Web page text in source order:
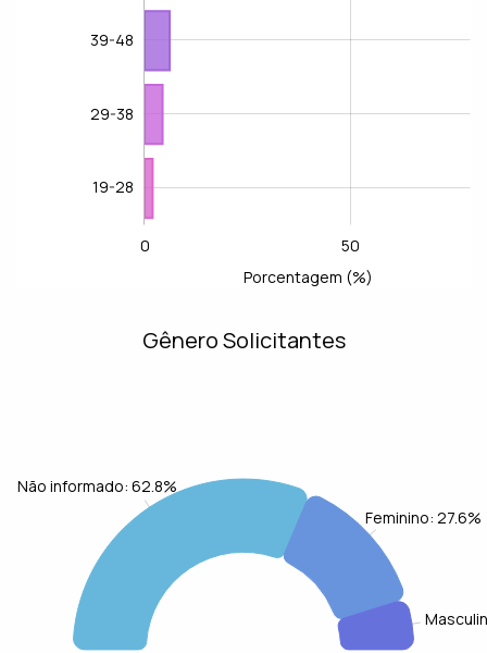
39-48
29-38
19-28
-40
-20
0
150
100 50
-50
-100
Porcentagem (%)
Gênero Solicitantes
Não informado: 62.8%
Feminino: 27.6%